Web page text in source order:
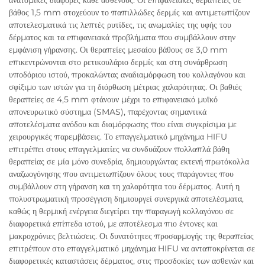
βάθος 1,5 mm στοχεύουν το παπιλλώδες δερμίς και αντιμετωπίζουν
αποτελεσματικά τις λεπτές ρυτίδες, τις ανωμαλίες της υφής του
δέρματος και τα επιφανειακά προβλήματα που συμβάλλουν στην
εμφάνιση γήρανσης. Οι θεραπείες μεσαίου βάθους σε 3,0 mm
επικεντρώνονται στο ρετικουλάριο δερμίς και στη συνάρθρωση
υποδόριου ιστού, προκαλώντας αναδιαμόρφωση του κολλαγόνου και
σφίξιμο των ιστών για τη διόρθωση μέτριας χαλαρότητας. Οι βαθιές
θεραπείες σε 4,5 mm φτάνουν μέχρι το επιφανειακό μυϊκό
απονευρωτικό σύστημα (SMAS), παρέχοντας σημαντικά
αποτελέσματα ανόδου και διαμόρφωσης που είναι συγκρίσιμα με
χειρουργικές παρεμβάσεις. Το επαγγελματικό μηχάνημα HIFU
επιτρέπει στους επαγγελματίες να συνδυάζουν πολλαπλά βάθη
θεραπείας σε μία μόνο συνεδρία, δημιουργώντας εκτενή πρωτόκολλα
αναζωογόνησης που αντιμετωπίζουν όλους τους παράγοντες που
συμβάλλουν στη γήρανση και τη χαλαρότητα του δέρματος. Αυτή η
πολυστρωματική προσέγγιση δημιουργεί συνεργικά αποτελέσματα,
καθώς η θερμική ενέργεια διεγείρει την παραγωγή κολλαγόνου σε
διαφορετικά επίπεδα ιστού, με αποτέλεσμα πιο έντονες και
μακροχρόνιες βελτιώσεις. Οι δυνατότητες προσαρμογής της θεραπείας
επιτρέπουν στο επαγγελματικό μηχάνημα HIFU να ανταποκρίνεται σε
διαφορετικές καταστάσεις δέρματος, στις προσδοκίες των ασθενών και